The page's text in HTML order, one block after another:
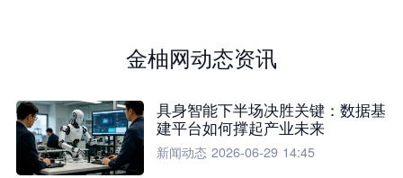
金柚网动态资讯
具身智能下半场决胜关键：数据基
建平台如何撑起产业未来
新闻动态 2026-06-29 14:45